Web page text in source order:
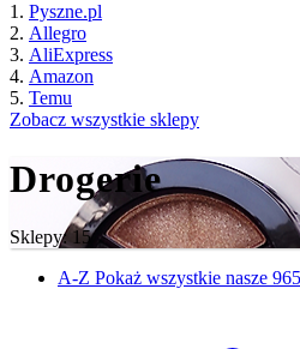
Pyszne.pl
Allegro
AliExpress
Amazon
Temu
Zobacz wszystkie sklepy
Drogerie
Sklepy: 15
A-Z Pokaż wszystkie nasze